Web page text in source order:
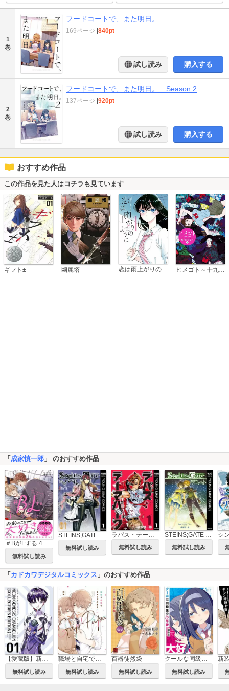
1
巻
フードコートで、また明日。
169ページ 840pt
試し読み 購入する
2
巻
フードコートで、また明日。 Season 2
137ページ 920pt
試し読み 購入する
おすすめ作品
この作品を見た人はコチラも見ています
ギフト± 幽麗塔 恋は雨上がりのように
「 成家慎一郎 」 のおすすめ作品
＃BがLする 4ページアンソロジー ～好きがあふれて止まらない！～
無料試し読み
STEINS;GATE 哀心迷図のバベル
無料試し読み
ラパス・テーマパーク
無料試し読み
STEINS;GATE 無限遠点のアークライト
無料試し読み
「 カドカワデジタルコミックス 」のおすすめ作品
【愛蔵版】新世紀エヴァンゲリオン
無料試し読み
職場と自宅でギャップのあるパパ
無料試し読み
百器徒然袋
無料試し読み
クールな同級生の10年後
無料試し読み